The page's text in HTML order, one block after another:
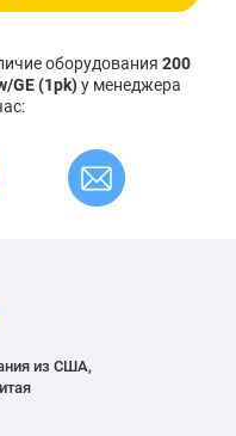
оборудования 200
GE (1pk)у менеджера
из США,